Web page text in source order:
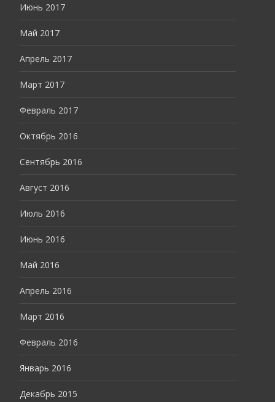
Июнь 2017
Май 2017
Апрель 2017
Март 2017
Февраль 2017
Октябрь 2016
Сентябрь 2016
Август 2016
Июль 2016
Июнь 2016
Май 2016
Апрель 2016
Март 2016
Февраль 2016
Январь 2016
Декабрь 2015